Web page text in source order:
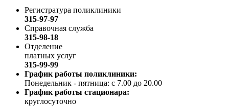
Регистратура поликлиники
315-97-97
Справочная служба
315-98-18
Отделение
платных услуг
315-99-99
График работы поликлиники:
Понедельник - пятница: с 7.00 до 20.00
График работы стационара:
круглосуточно